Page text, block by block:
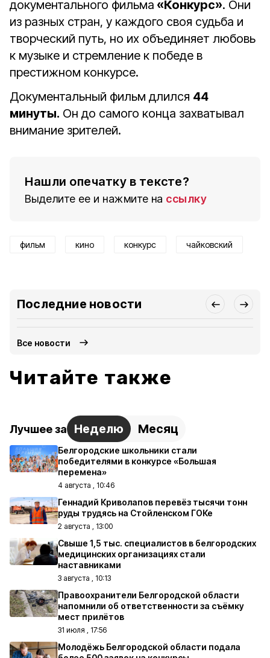
документального фильма «Конкурс». Они
из разных стран, у каждого своя судьба и
творческий путь, но их объединяет любовь
к музыке и стремление к победе в
престижном конкурсе.
Документальный фильм длился 44
минуты. Он до самого конца захватывал
внимание зрителей.
Нашли опечатку в тексте?
Выделите ее и нажмите на ссылку
фильм кино конкурс чайковский
Последние новости
Все новости
Читайте также
Лучшее за Неделю Месяц
Белгородские школьники стали
победителями в конкурсе «Большая
перемена»
4 августа , 10:46
Геннадий Криволапов перевёз тысячи тонн
руды трудясь на Стойленском ГОКе
2 августа , 13:00
Свыше 1,5 тыс. специалистов в белгородских
медицинских организациях стали
наставниками
3 августа , 10:13
Правоохранители Белгородской области
напомнили об ответственности за съёмку
мест прилётов
31 июля , 17:56
Молодёжь Белгородской области подала